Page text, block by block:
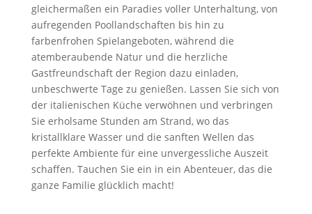
gleichermaßen ein Paradies voller Unterhaltung, von
aufregenden Poollandschaften bis hin zu
farbenfrohen Spielangeboten, während die
atemberaubende Natur und die herzliche
Gastfreundschaft der Region dazu einladen,
unbeschwerte Tage zu genießen. Lassen Sie sich von
der italienischen Küche verwöhnen und verbringen
Sie erholsame Stunden am Strand, wo das
kristallklare Wasser und die sanften Wellen das
perfekte Ambiente für eine unvergessliche Auszeit
schaffen. Tauchen Sie ein in ein Abenteuer, das die
ganze Familie glücklich macht!